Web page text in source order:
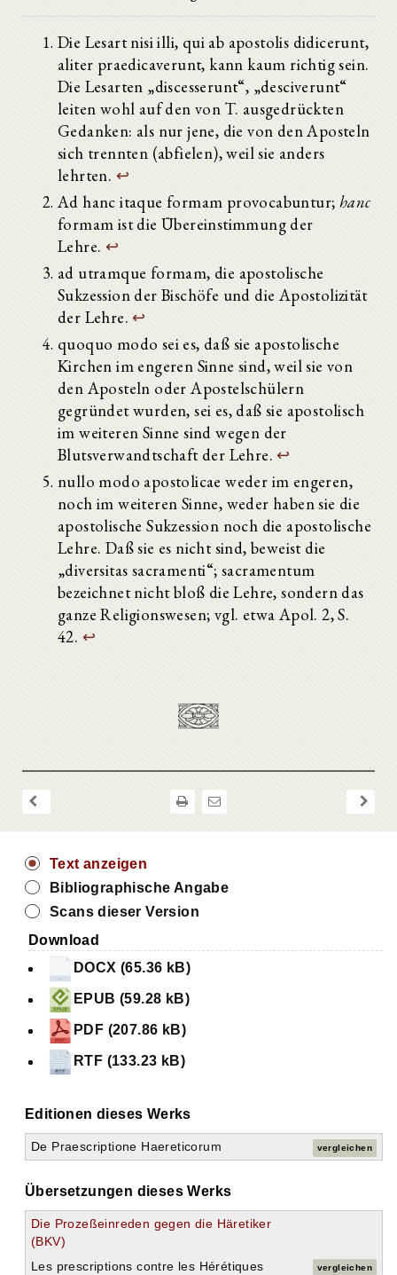
Die Lesart nisi illi, qui ab apostolis didicerunt,
aliter praedicaverunt, kann kaum richtig sein.
Die Lesarten „discesserunt“, „desciverunt“
leiten wohl auf den von T. ausgedrückten
Gedanken: als nur jene, die von den Aposteln
sich trennten (abfielen), weil sie anders
lehrten. ↩
Ad hanc itaque formam provocabuntur; hanc
formam ist die Übereinstimmung der
Lehre. ↩
ad utramque formam, die apostolische
Sukzession der Bischöfe und die Apostolizität
der Lehre. ↩
quoquo modo sei es, daß sie apostolische
Kirchen im engeren Sinne sind, weil sie von
den Aposteln oder Apostelschülern
gegründet wurden, sei es, daß sie apostolisch
im weiteren Sinne sind wegen der
Blutsverwandtschaft der Lehre. ↩
nullo modo apostolicae weder im engeren,
noch im weiteren Sinne, weder haben sie die
apostolische Sukzession noch die apostolische
Lehre. Daß sie es nicht sind, beweist die
„diversitas sacramenti“; sacramentum
bezeichnet nicht bloß die Lehre, sondern das
ganze Religionswesen; vgl. etwa Apol. 2, S.
42. ↩
Text anzeigen
Bibliographische Angabe
Scans dieser Version
Download
DOCX (65.36 kB)
EPUB (59.28 kB)
PDF (207.86 kB)
RTF (133.23 kB)
Editionen dieses Werks
De Praescriptione Haereticorum vergleichen
Übersetzungen dieses Werks
Die Prozeßeinreden gegen die Häretiker
(BKV)
Les prescriptions contre les Hérétiques
vergleichen
Die Prozeßeinreden gegen die Häretiker (De praescriptione haereticorum)
1. Kap. Veranlassung und Tendenz dieser Schrift
2. Kap. Daß die Häresien soviel Unheil anstiften, darf nicht uns befremden.
3. Kap. Selbst der Abfall hervorragender Christen darf uns nicht in Verwirrung setzen. Ähnliches geschah schon zur Zeit Christi.
6. Kap. Er spricht fast in jedem seiner Briefe ein Verwerfungsurteil über sie aus. Erklärung des Wortes Häresie.
9. Kap. Mit diesem Ausspruche hat aber Christus nicht zu einem beständigen Suchen aufgefordert, sondern nur zu einem Suchen nach dem wahren Glauben.